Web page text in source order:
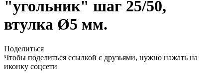
"угольник" шаг 25/50,
втулка Ø5 мм.
Поделиться
Чтобы поделиться ссылкой с друзьями, нужно нажать на
иконку соцсети